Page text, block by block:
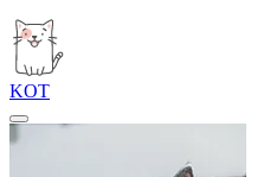
KOT